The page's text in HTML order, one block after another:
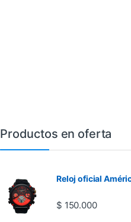
Productos en oferta
Reloj oficial
$ 150.000